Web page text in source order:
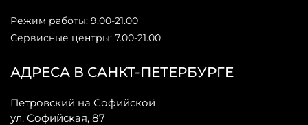
АДРЕСА В САНКТ-ПЕТЕРБУРГЕ
Петровский на Софийской
ул. Софийская, 87
Режим работы: 9.00-21.00
Сервисные центры: 7.00-21.00